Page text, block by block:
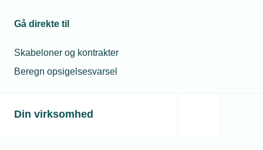
Gå direkte til
Skabeloner og kontrakter
Beregn opsigelsesvarsel
Din virksomhed